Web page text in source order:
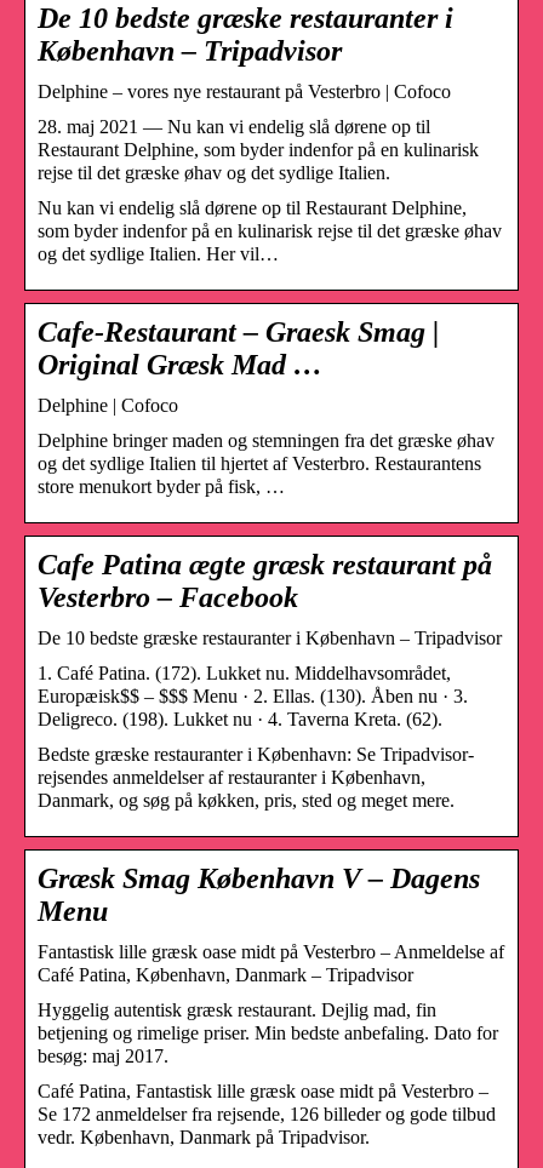
De 10 bedste græske restauranter i
København – Tripadvisor
Delphine – vores nye restaurant på Vesterbro | Cofoco
28. maj 2021 — Nu kan vi endelig slå dørene op til
Restaurant Delphine, som byder indenfor på en kulinarisk
rejse til det græske øhav og det sydlige Italien.
Nu kan vi endelig slå dørene op til Restaurant Delphine,
som byder indenfor på en kulinarisk rejse til det græske øhav
og det sydlige Italien. Her vil…
Cafe-Restaurant – Graesk Smag |
Original Græsk Mad …
Delphine | Cofoco
Delphine bringer maden og stemningen fra det græske øhav
og det sydlige Italien til hjertet af Vesterbro. Restaurantens
store menukort byder på fisk, …
Cafe Patina ægte græsk restaurant på
Vesterbro – Facebook
De 10 bedste græske restauranter i København – Tripadvisor
1. Café Patina. (172). Lukket nu. Middelhavsområdet,
Europæisk$$ – $$$ Menu · 2. Ellas. (130). Åben nu · 3.
Deligreco. (198). Lukket nu · 4. Taverna Kreta. (62).
Bedste græske restauranter i København: Se Tripadvisor-
rejsendes anmeldelser af restauranter i København,
Danmark, og søg på køkken, pris, sted og meget mere.
Græsk Smag København V – Dagens
Menu
Fantastisk lille græsk oase midt på Vesterbro – Anmeldelse af
Café Patina, København, Danmark – Tripadvisor
Hyggelig autentisk græsk restaurant. Dejlig mad, fin
betjening og rimelige priser. Min bedste anbefaling. Dato for
besøg: maj 2017.
Café Patina, Fantastisk lille græsk oase midt på Vesterbro –
Se 172 anmeldelser fra rejsende, 126 billeder og gode tilbud
vedr. København, Danmark på Tripadvisor.